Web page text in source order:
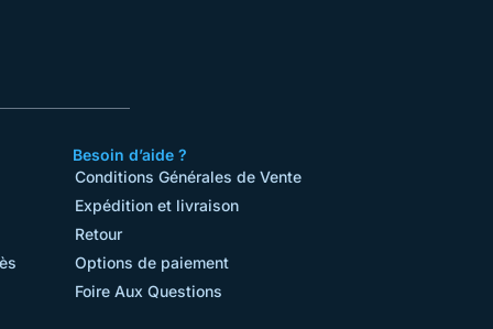
Besoin d’aide ?
Conditions Générales de Vente​
Expédition et livraison
Retour
Options de paiement
Foire Aux Questions